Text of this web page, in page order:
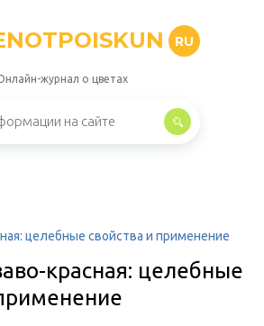
RU
журнал о цветах
целебные свойства и применение
красная: целебные